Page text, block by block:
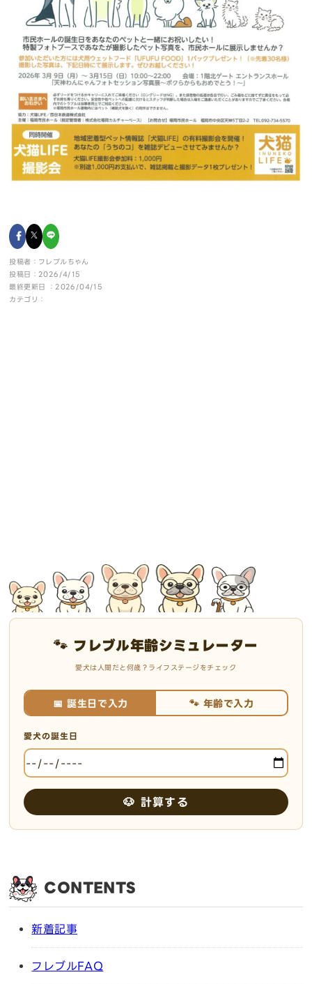
投稿者：フレブルちゃん
投稿日：2026/4/15
最終更新日 ：2026/04/15
カテゴリ：
🐾 フレブル年齢シミュレーター
愛犬は人間だと何歳？ライフステージをチェック
📅 誕生日で入力 🐾 年齢で入力
愛犬の誕生日
🐶 計算する
CONTENTS
新着記事
フレブルFAQ